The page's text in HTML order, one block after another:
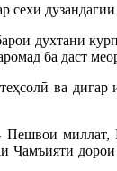
духтани
ба даст
ва дигар
Пешвои